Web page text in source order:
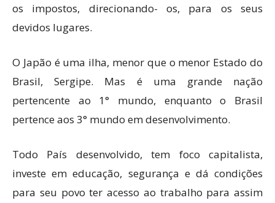
os impostos, direcionando- os, para os seus
devidos lugares.
O Japão é uma ilha, menor que o menor Estado do
Brasil, Sergipe. Mas é uma grande nação
pertencente ao 1° mundo, enquanto o Brasil
pertence aos 3° mundo em desenvolvimento.
Todo País desenvolvido, tem foco capitalista,
investe em educação, segurança e dá condições
para seu povo ter acesso ao trabalho para assim